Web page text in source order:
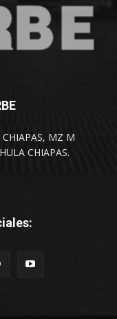
CHIAPAS, MZ M
CHIAPAS.